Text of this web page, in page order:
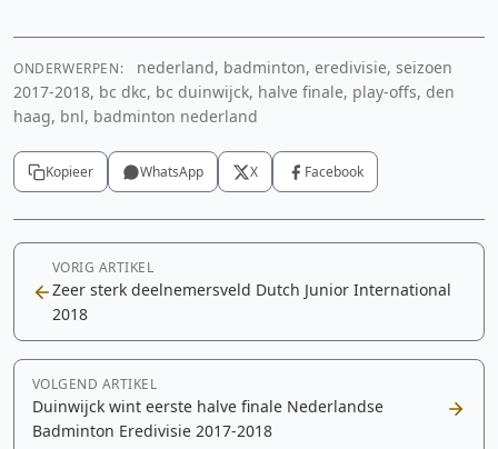
ONDERWERPEN:
nederland, badminton, eredivisie, seizoen
2017-2018, bc dkc, bc duinwijck, halve finale, play-offs, den
haag, bnl, badminton nederland
Kopieer WhatsApp X Facebook
VORIG ARTIKEL
Zeer sterk deelnemersveld Dutch Junior International
2018
VOLGEND ARTIKEL
Duinwijck wint eerste halve finale Nederlandse
Badminton Eredivisie 2017-2018